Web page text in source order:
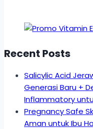
Recent Posts
Salicylic Acid
Generasi Baru +
Inflammatory
Pregnancy Safe
Aman untuk Ibu